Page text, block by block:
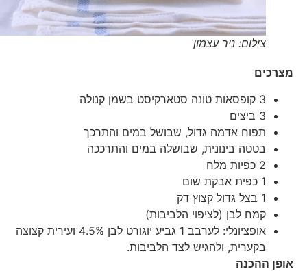
צילום: ניר עצמון
מצרכים
3 קופסאות טונה סטארקיסט בשמן קנולה
3 ביצים
תפוח אדמה גדול, שבושל במים והתרכך
בטטה בינונית, שבושלה במים והתרככה
2 כפיות מלח
1 כפית אבקת שום
1 בצל גדול קצוץ דק
קמח לבן (לציפוי הלביבות)
אופציונלי: לערבב 1 גביע יוגורט לבן 4.5% ועירית קצוצה
בקערית, ולהגיש לצד הלביבות.
אופן ההכנה